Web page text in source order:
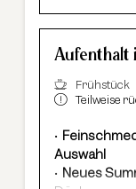
Aufenthalt
Frühstück
Teilweise
Auswahl
Neues